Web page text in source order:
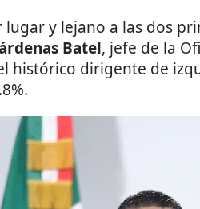
y lejano a las dos
Batel, jefe de la
histórico dirigente de